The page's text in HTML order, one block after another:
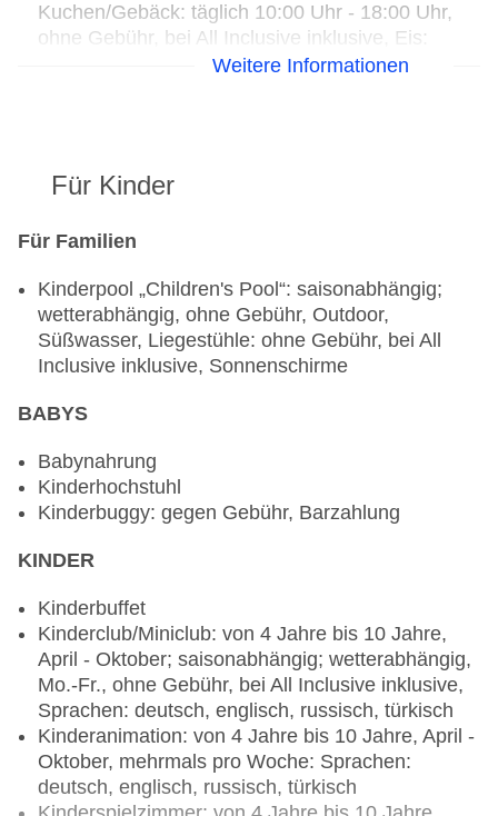
Kuchen/Gebäck: täglich 10:00 Uhr - 18:00 Uhr,
ohne Gebühr, bei All Inclusive inklusive, Eis:
täglich 10:00 Uhr - 18:00 Uhr, ohne Gebühr, bei
Weihnachtsspecial: Buffet
Restaurants: 4
international, regional, türkisch,
Fisch/Meeresfrüchte, Grillgerichte, Babynahrung,
glutenfreie Gerichte: ohne Gebühr, bei All
Inclusive inklusive, Anfrage notwendig,
Gebühr, bei All Inclusive inklusive, Anfrage &
Gerichte: ohne Gebühr, bei All Inclusive inklusive,
Anfrage notwendig, Reservierung nicht
notwendig, saisonale Gerichte: ohne Gebühr, bei
nicht notwendig, vegane Gerichte: ohne Gebühr,
bei All Inclusive inklusive, Anfrage notwendig,
Reservierung nicht notwendig, Buffet,
Showcooking, Anfrage & Reservierung nicht
notwendig, ohne Gebühr, bei All Inclusive
inklusive, Januar - Dezember, täglich,
klimatisierbar, mit Terrasse, Kinderhochstuhl,
angemessene Kleidung erwünscht
Spezialitätenrestaurant „International A La Carte“:
Küche: international, à la carte, Dinearound,
Weitere Informationen
Für Kinder
Für Familien
Kinderpool „Children's Pool“: saisonabhängig;
wetterabhängig, ohne Gebühr, Outdoor,
Süßwasser, Liegestühle: ohne Gebühr, bei All
Inclusive inklusive, Sonnenschirme
BABYS
Babynahrung
Kinderhochstuhl
Kinderbuggy: gegen Gebühr, Barzahlung
KINDER
Kinderbuffet
Kinderclub/Miniclub: von 4 Jahre bis 10 Jahre,
April - Oktober; saisonabhängig; wetterabhängig,
Mo.-Fr., ohne Gebühr, bei All Inclusive inklusive,
Sprachen: deutsch, englisch, russisch, türkisch
Kinderanimation: von 4 Jahre bis 10 Jahre, April -
Oktober, mehrmals pro Woche: Sprachen:
deutsch, englisch, russisch, türkisch